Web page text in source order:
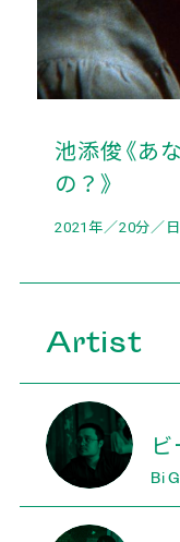
池添俊《あ
の？》
2021年／20分／
Artist
Bi